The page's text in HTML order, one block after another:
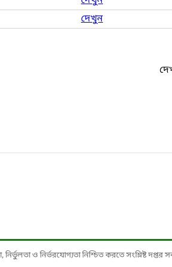
দেখুন
ও নির্ভরযোগ্যতা নিশ্চিত করতে সংশ্লিষ্ট দপ্তর